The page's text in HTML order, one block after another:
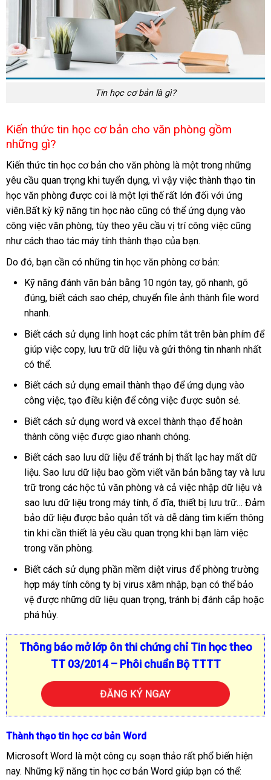
Tin học cơ bản là gì?
Kiến thức tin học cơ bản cho văn phòng gồm
những gì?
Kiến thức tin học cơ bản cho văn phònglà một trong những
yêu cầu quan trọng khi tuyển dụng, vì vậy việc thành thạo tin
học văn phòng được coi là một lợi thế rất lớn đối với ứng
viên.Bất kỳ kỹ năng tin học nào cũng có thể ứng dụng vào
công việc văn phòng, tùy theo yêu cầu vị trí công việc cũng
như cách thao tác máy tính thành thạo của bạn.
Do đó, bạn cần có những tin học văn phòng cơ bản:
Kỹ năng đánh văn bản bằng 10 ngón tay, gõ nhanh, gõ
đúng, biết cách sao chép, chuyển file ảnh thành file word
nhanh.
Biết cách sử dụng linh hoạt các phím tắt trên bàn phím để
giúp việc copy, lưu trữ dữ liệu và gửi thông tin nhanh nhất
có thể.
Biết cách sử dụng email thành thạo để ứng dụng vào
công việc, tạo điều kiện để công việc được suôn sẻ.
Biết cách sử dụng word và excel thành thạo để hoàn
thành công việc được giao nhanh chóng.
Biết cách sao lưu dữ liệu để tránh bị thất lạc hay mất dữ
liệu. Sao lưu dữ liệu bao gồm viết văn bản bằng tay và lưu
trữ trong các hộc tủ văn phòng và cả việc nhập dữ liệu và
sao lưu dữ liệu trong máy tính, ổ đĩa, thiết bị lưu trữ… Đảm
bảo dữ liệu được bảo quản tốt và dễ dàng tìm kiếm thông
tin khi cần thiết là yêu cầu quan trọng khi bạn làm việc
trong văn phòng.
Biết cách sử dụng phần mềm diệt virus để phòng trường
hợp máy tính công ty bị virus xâm nhập, bạn có thể bảo
vệ được những dữ liệu quan trọng, tránh bị đánh cắp hoặc
phá hủy.
Thông báo mở lớp ôn thi chứng chỉ Tin học theo
TT 03/2014 – Phôi chuẩn Bộ TTTT
ĐĂNG KÝ NGAY
Thành thạo tin học cơ bản Word
Microsoft Word là một công cụ soạn thảo rất phổ biến hiện
nay. Những kỹ năng tin học cơ bản Word giúp bạn có thể: